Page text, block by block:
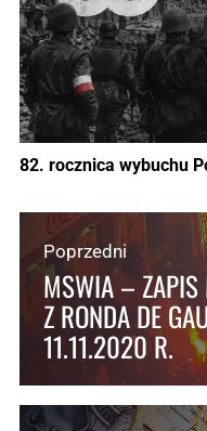
82. rocznica wybuchu
Poprzedni
MSWIA – ZAPIS
Z RONDA DE
11.11.2020 R.